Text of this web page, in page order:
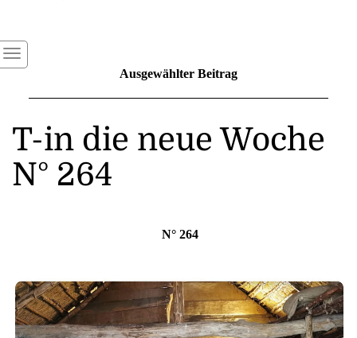
Ausgewählter Beitrag
T-in die neue Woche
N° 264
N° 264